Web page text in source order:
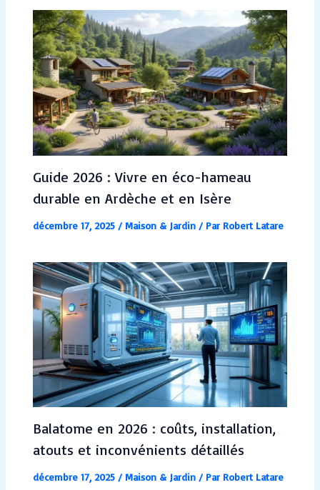
Guide 2026 : Vivre en éco-hameau
durable en Ardèche et en Isère
décembre 17, 2025 / Maison & Jardin/ Par Robert Latare
Balatome en 2026 : coûts, installation,
atouts et inconvénients détaillés
décembre 17, 2025 / Maison & Jardin/ Par Robert Latare